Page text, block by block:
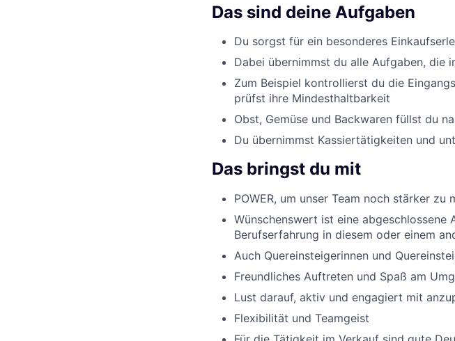
Das sind deine Aufgaben
Du sorgst für ein besonderes
Dabei übernimmst du alle Aufgaben, die
Zum Beispiel kontrollierst du die
prüfst ihre Mindesthaltbarkeit
Obst, Gemüse und Backwaren füllst du
Du übernimmst Kassiertätigkeiten und
Das bringst du mit
POWER, um unser Team noch stärker zu
Wünschenswert ist eine abgeschlossene
Berufserfahrung in diesem oder einem
Auch Quereinsteigerinnen und
Freundliches Auftreten und Spaß am
Lust darauf, aktiv und engagiert mit
Flexibilität und Teamgeist